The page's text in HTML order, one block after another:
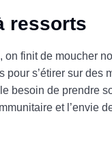
ressorts
on finit de moucher
s’étirer sur des
besoin de prendre
et l’envie